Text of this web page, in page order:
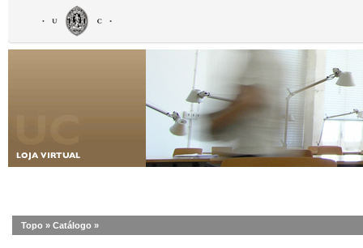
Topo » Catálogo »